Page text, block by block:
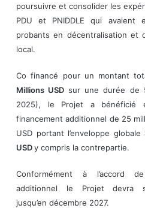
poursuivre et consolider les
PDU et PNIDDLE qui avaient
probants en décentralisation et
local.
Co financé pour un montant
Millions USD sur une durée de
2025), le Projet a bénéficié
financement additionnel de 25
USD portant l’enveloppe globale
USDy compris la contrepartie.
Conformément à l’accord
additionnel le Projet devra
jusqu’en décembre 2027.